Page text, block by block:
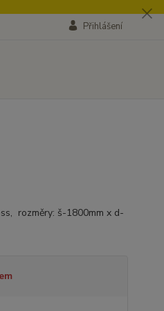
Přihlášení
rozměry: š-1800mm x d-